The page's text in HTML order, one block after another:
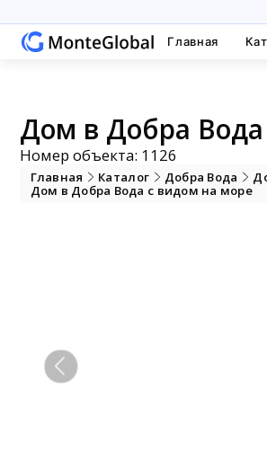
Главная
Дом в Добра
Номер объекта: 1126
Главная Каталог Добра Вода
Дом в Добра Вода с видом на море